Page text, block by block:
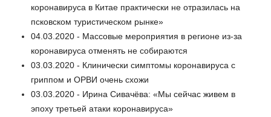
коронавируса в Китае практически не отразилась на
псковском туристическом рынке»
04.03.2020 - Массовые мероприятия в регионе из-за
коронавируса отменять не собираются
03.03.2020 - Клинически симптомы коронавируса с
гриппом и ОРВИ очень схожи
03.03.2020 - Ирина Сивачёва: «Мы сейчас живем в
эпоху третьей атаки коронавируса»